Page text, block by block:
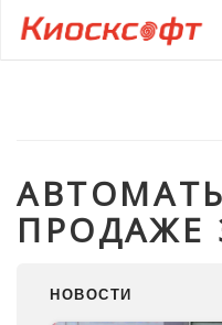
ПРОДАЖЕ
НОВОСТИ